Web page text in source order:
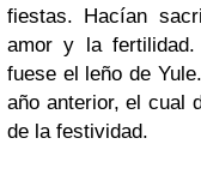
fiestas. Hacían
amor y la
fuese el leño de
año anterior, el cual
de la festividad.